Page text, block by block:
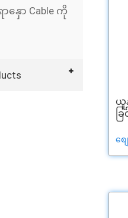
ာနှော Cable ကို
ယူ
ခ
စ